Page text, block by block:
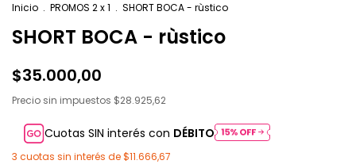
Inicio . PROMOS 2 x 1 . SHORT BOCA - rùstico
SHORT BOCA - rùstico
$35.000,00
Precio sin impuestos $28.925,62
Cuotas SIN interés con DÉBITO
3 cuotas sin interés de$11.666,67